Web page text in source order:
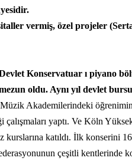
vermiş, özel projeler
Konservatuar ı piyano
oldu. Aynı yıl devlet
Akademilerindeki
çalışmaları yaptı. Ve Köln
katıldı. İlk konserini
çeşitli kentlerinde